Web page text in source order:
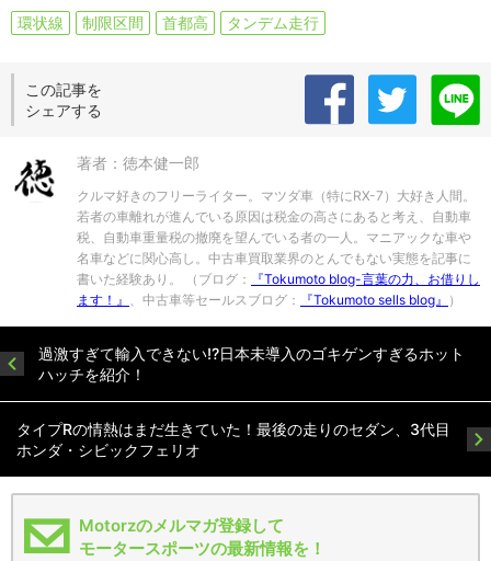
環状線 制限区間 首都高 タンデム走行
この記事を
シェアする
著者：徳本健一郎
クルマ好きのフリーライター。マツダ車（特にRX-7）大好き人間。
若者の車離れが進んでいる原因は税金の高さにあると考え、自動車
税、自動車重量税の撤廃を望んでいる者の一人。マニアックな車や
名車などに関心高し。中古車買取業界のとんでもない実態を記事に
書いた経験あり。 （ブログ：
『Tokumoto blog-言葉の力、お借りし
ます！』 、中古車等セールスブログ： 『Tokumoto sells blog』 ）
過激すぎて輸入できない!?日本未導入のゴキゲンすぎるホット
ハッチを紹介！
タイプRの情熱はまだ生きていた！最後の走りのセダン、3代目
ホンダ・シビックフェリオ
Motorzのメルマガ登録して
モータースポーツの最新情報を！